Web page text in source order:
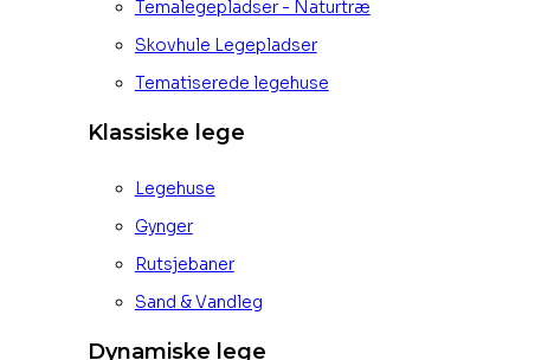
Temalegepladser - Naturtræ
Skovhule Legepladser
Tematiserede legehuse
Klassiske lege
Legehuse
Gynger
Rutsjebaner
Sand & Vandleg
Dynamiske lege